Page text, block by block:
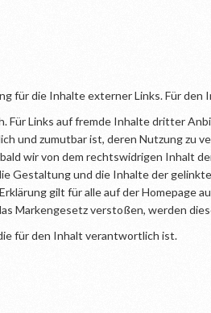
die Inhalte externer Links. Für
Links auf fremde Inhalte dritter
und zumutbar ist, deren Nutzung zu
wir von dem rechtswidrigen Inhalt
und die Inhalte der
gilt für alle auf der Homepage
Markengesetz verstoßen, werden
für den Inhalt verantwortlich ist.